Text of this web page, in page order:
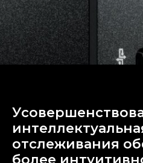
отслеживания
более